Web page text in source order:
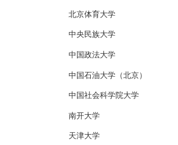
北京体育大学
中央民族大学
中国政法大学
中国石油大学（北京）
中国社会科学院大学
南开大学
天津大学